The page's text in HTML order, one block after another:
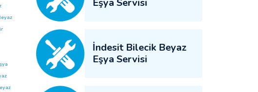
Eşya Servisi
İndesit Bilecik Beyaz
Eşya Servisi